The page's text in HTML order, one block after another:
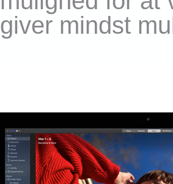
giver mindst